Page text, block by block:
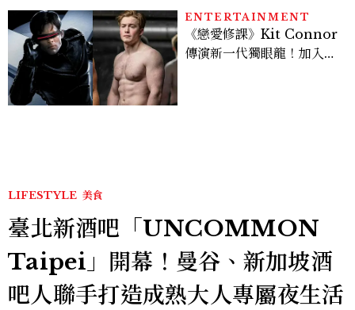
ENTERTAINMENT
《戀愛修課》Kit Connor
傳演新一代獨眼龍！加入新
LIFESTYLE 美食
臺北新酒吧「UNCOMMON
Taipei」開幕！曼谷、新加坡酒
吧人聯手打造成熟大人專屬夜生活